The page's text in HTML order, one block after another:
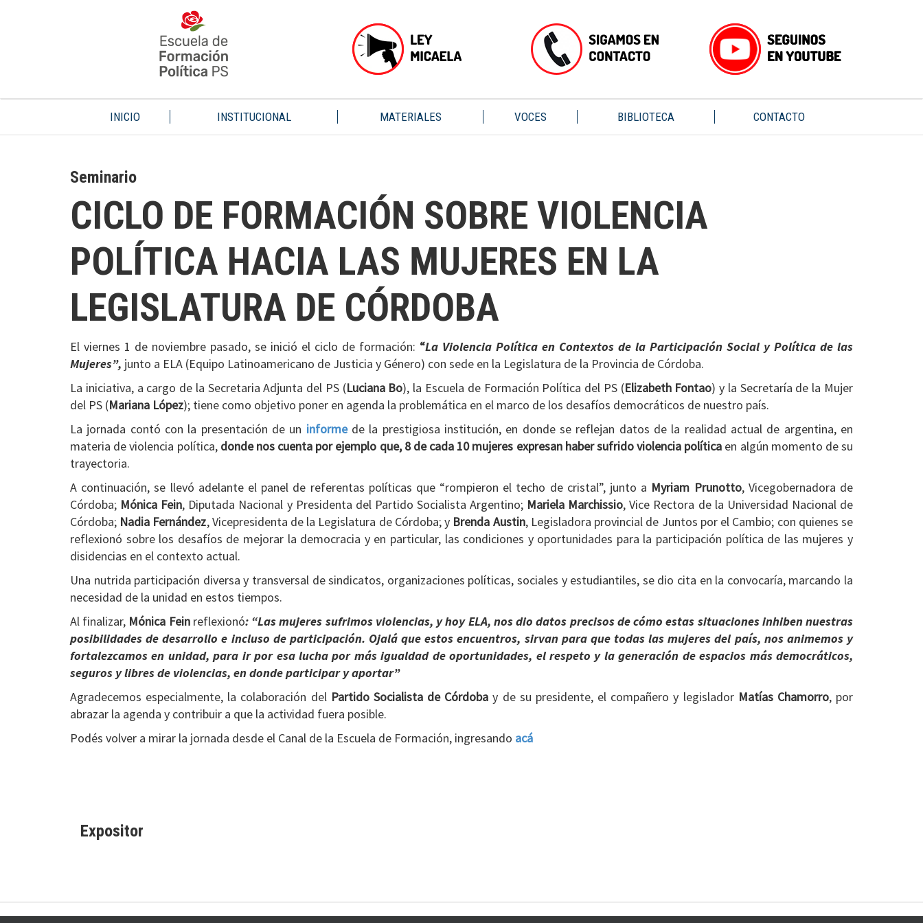
INICIO INSTITUCIONAL MATERIALES VOCES BIBLIOTECA CONTACTO
Seminario
CICLO DE FORMACIÓN SOBRE VIOLENCIA
POLÍTICA HACIA LAS MUJERES EN LA
LEGISLATURA DE CÓRDOBA
El viernes 1 de noviembre pasado, se inició el ciclo de formación: “La Violencia Política en Contextos de la Participación Social y Política de las
Mujeres”, junto a ELA (Equipo Latinoamericano de Justicia y Género) con sede en la Legislatura de la Provincia de Córdoba.
La iniciativa, a cargo de la Secretaria Adjunta del PS (Luciana Bo), la Escuela de Formación Política del PS (Elizabeth Fontao) y la Secretaría de la Mujer
del PS (Mariana López); tiene como objetivo poner en agenda la problemática en el marco de los desafíos democráticos de nuestro país.
La jornada contó con la presentación de un informede la prestigiosa institución, en donde se reflejan datos de la realidad actual de argentina, en
materia de violencia política, donde nos cuenta por ejemplo que, 8 de cada 10 mujeres expresan haber sufrido violencia política en algún momento de su
trayectoria.
A continuación, se llevó adelante el panel de referentas políticas que “rompieron el techo de cristal”, junto a Myriam Prunotto, Vicegobernadora de
Córdoba; Mónica Fein, Diputada Nacional y Presidenta del Partido Socialista Argentino; Mariela Marchissio, Vice Rectora de la Universidad Nacional de
Córdoba; Nadia Fernández, Vicepresidenta de la Legislatura de Córdoba; y Brenda Austin, Legisladora provincial de Juntos por el Cambio; con quienes se
reflexionó sobre los desafíos de mejorar la democracia y en particular, las condiciones y oportunidades para la participación política de las mujeres y
disidencias en el contexto actual.
Una nutrida participación diversa y transversal de sindicatos, organizaciones políticas, sociales y estudiantiles, se dio cita en la convocaría, marcando la
necesidad de la unidad en estos tiempos.
Al finalizar, Mónica Feinreflexionó: “Las mujeres sufrimos violencias, y hoy ELA, nos dio datos precisos de cómo estas situaciones inhiben nuestras
posibilidades de desarrollo e incluso de participación. Ojalá que estos encuentros, sirvan para que todas las mujeres del país, nos animemos y
fortalezcamos en unidad, para ir por esa lucha por más igualdad de oportunidades, el respeto y la generación de espacios más democráticos,
seguros y libres de violencias, en donde participar y aportar”
Agradecemos especialmente, la colaboración del Partido Socialista de Córdoba y de su presidente, el compañero y legislador Matías Chamorro, por
abrazar la agenda y contribuir a que la actividad fuera posible.
Podés volver a mirar la jornada desde el Canal de la Escuela de Formación, ingresando acá
Expositor